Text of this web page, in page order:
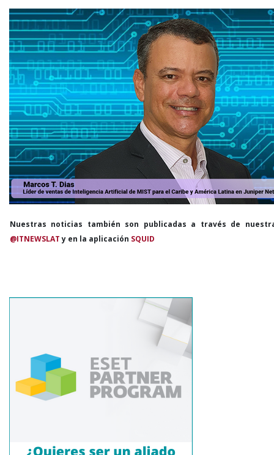
Nuestras noticias también son publicadas a través de
@ITNEWSLATy en la aplicación SQUID